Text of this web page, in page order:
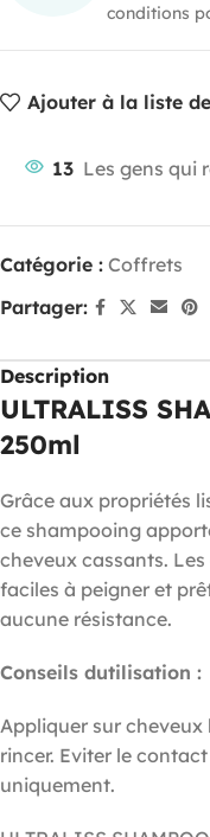
conditions
Ajouter à la liste
13 Les gens qui
Catégorie : Coffrets
Partager:
Description
ULTRALISS
250ml
Grâce aux propriétés
ce shampooing
cheveux cassants.
faciles à peigner et
aucune résistance.
Conseils dutilisation :
Appliquer sur cheveux
rincer. Eviter le
uniquement.